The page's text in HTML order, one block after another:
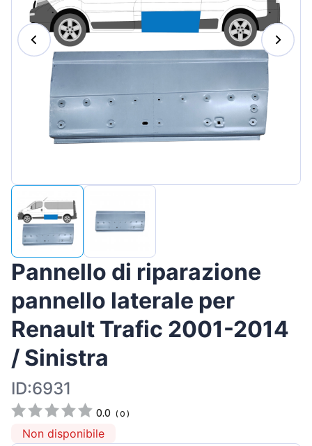
Magyar
Hrvatski
Slovenian
Latvian
Slovenčina
Pannello di riparazione
pannello laterale per
Renault Trafic 2001-2014
/ Sinistra
ID:6931
0.0 (0 )
Non disponibile